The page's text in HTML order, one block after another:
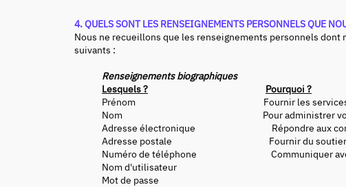
4. QUELS SONT LES RENSEIGNEMENTS PERSONNELS QUE
Nous ne recueillons que les renseignements personnels
suivants :
Renseignements biographiques
Lesquels ?
Pourquoi ?
Prénom Fournir les services et
Nom Pour administrer vos comptes
Adresse électronique Répondre aux
Adresse postale Fournir du soutien aux
Numéro de téléphone Communiquer
Nom d'utilisateur
Mot de passe